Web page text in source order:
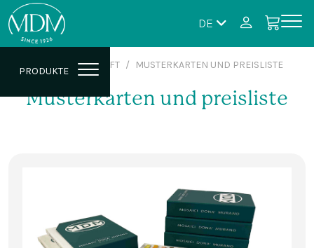
DE
PRODUKTE
GESCHÄFT MUSTERKARTEN UND PREISLISTE
Musterkarten und preisliste